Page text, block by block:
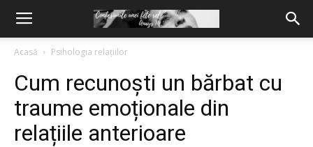
Acasă Psihologia relațiilor
Cum recunoști un bărbat cu
traume emoționale din
relațiile anterioare